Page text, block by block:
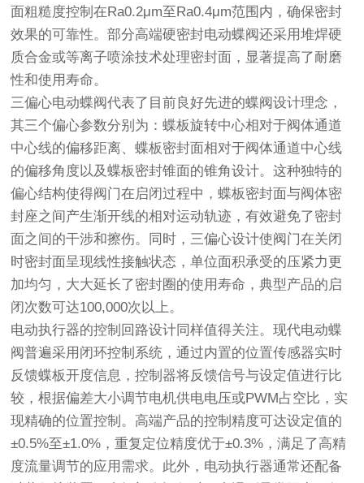
面粗糙度控制在Ra0.2μm至Ra0.4μm范围内，确保密封
效果的可靠性。部分高端硬密封电动蝶阀还采用堆焊硬
质合金或等离子喷涂技术处理密封面，显著提高了耐磨
性和使用寿命。
三偏心电动蝶阀代表了目前良好先进的蝶阀设计理念，
其三个偏心参数分别为：蝶板旋转中心相对于阀体通道
中心线的偏移距离、蝶板密封面相对于阀体通道中心线
的偏移角度以及蝶板密封锥面的锥角设计。这种独特的
偏心结构使得阀门在启闭过程中，蝶板密封面与阀体密
封座之间产生渐开线的相对运动轨迹，有效避免了密封
面之间的干涉和擦伤。同时，三偏心设计使阀门在关闭
时密封面呈现线性接触状态，单位面积承受的压紧力更
加均匀，大大延长了密封圈的使用寿命，典型产品的启
闭次数可达100,000次以上。
电动执行器的控制回路设计同样值得关注。现代电动蝶
阀普遍采用闭环控制系统，通过内置的位置传感器实时
反馈蝶板开度信息，控制器将反馈信号与设定值进行比
较，根据偏差大小调节电机供电电压或PWM占空比，实
现精确的位置控制。高端产品的控制精度可达设定值的
±0.5%至±1.0%，重复定位精度优于±0.3%，满足了高精
度流量调节的应用需求。此外，电动执行器通常还配备